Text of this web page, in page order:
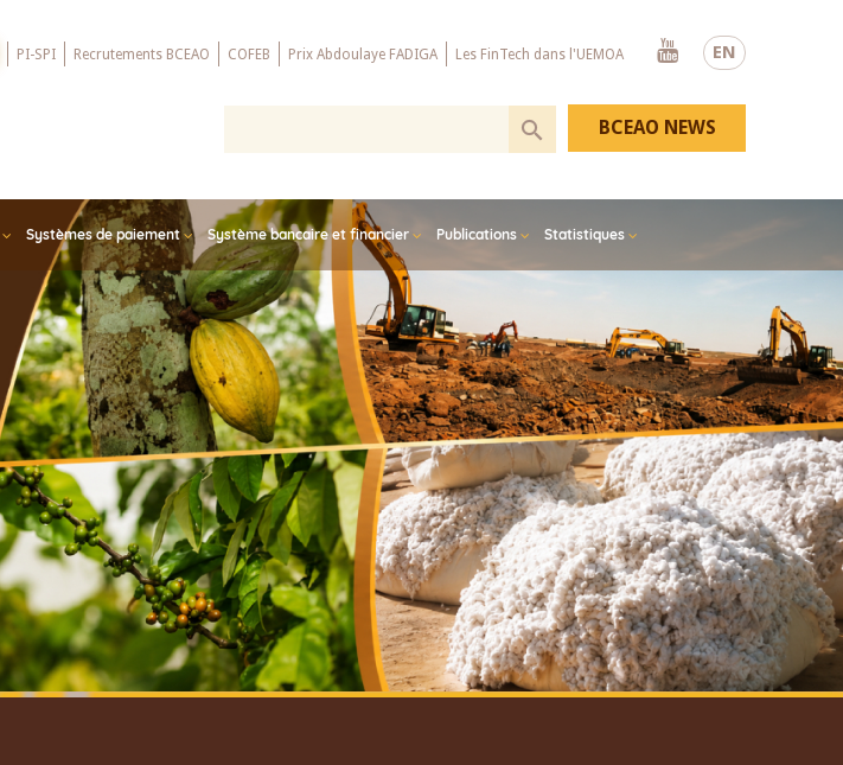
EN
PI-SPI Recrutements BCEAO COFEB Prix Abdoulaye FADIGA Les FinTech dans l'UEMOA
Youtube
Systèmes de paiement Système bancaire et financier Publications Statistiques
BCEAO NEWS